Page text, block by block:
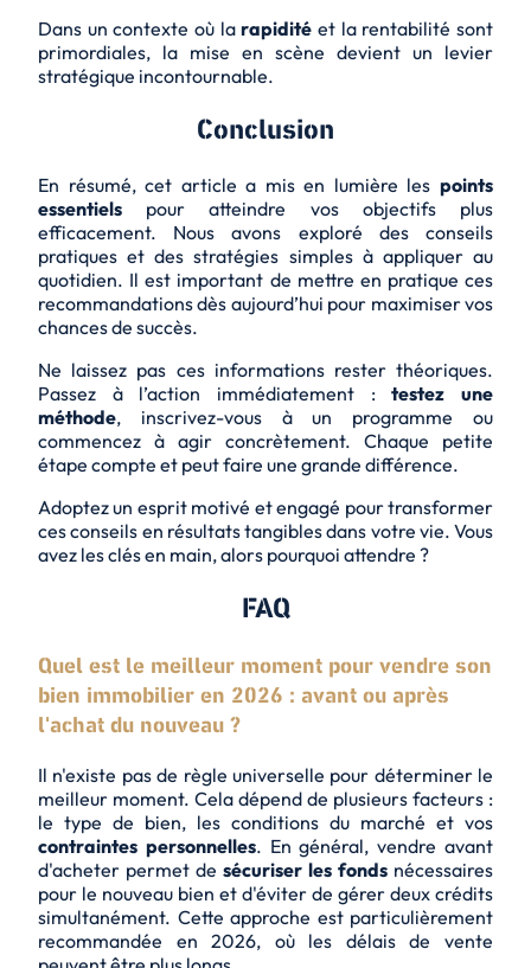
Dans un contexte où larapidité et la rentabilité sont
primordiales, la mise en scène devient un levier
stratégique incontournable.
Conclusion
En résumé, cet article a mis en lumière les points
essentiels pour atteindre vos objectifs plus
efficacement. Nous avons exploré des conseils
pratiques et des stratégies simples à appliquer au
quotidien. Il est important de mettre en pratique ces
recommandations dès aujourd’hui pour maximiser vos
chances de succès.
Ne laissez pas ces informations rester théoriques.
Passez à l’action immédiatement :testez une
méthode, inscrivez-vousà un programme ou
commencez à agir concrètement. Chaque petite
étape compte et peut faire une grande différence.
Adoptez un esprit motivé et engagé pour transformer
ces conseils en résultats tangibles dans votre vie. Vous
avez les clés en main, alors pourquoi attendre ?
FAQ
Quel est le meilleur moment pour vendre son
bien immobilier en 2026 : avant ou après
l'achat du nouveau ?
Il n'existe pas de règle universelle pour déterminer le
meilleur moment. Cela dépend de plusieurs facteurs :
le type de bien, les conditions du marché et vos
contraintes personnelles. En général, vendre avant
d'acheter permet de sécuriser les fonds nécessaires
pour le nouveau bien et d'éviter de gérer deux crédits
simultanément. Cette approche est particulièrement
recommandée en 2026, où les délais de vente